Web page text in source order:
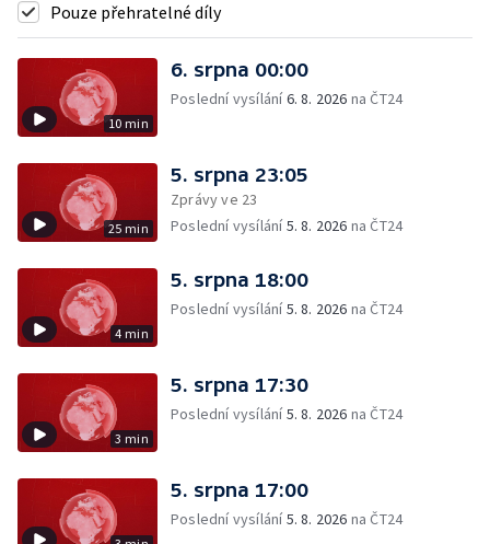
Pouze přehratelné díly
10 min
6. srpna 00:00
Poslední vysílání6. 8. 2026 na ČT24
25 min
5. srpna 23:05
Zprávy ve 23
Poslední vysílání5. 8. 2026 na ČT24
4 min
5. srpna 18:00
Poslední vysílání5. 8. 2026 na ČT24
3 min
5. srpna 17:30
Poslední vysílání5. 8. 2026 na ČT24
5. srpna 17:00
Poslední vysílání5. 8. 2026 na ČT24